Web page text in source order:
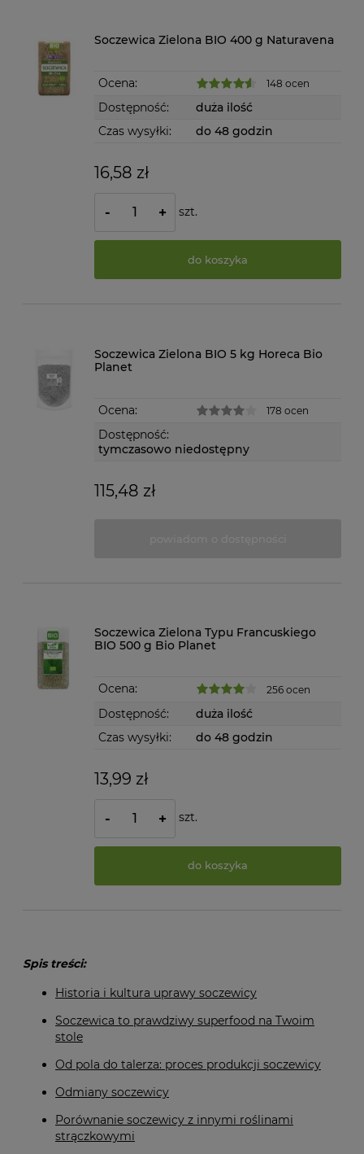
Soczewica Zielona BIO 400 g Naturavena
Ocena: 148 ocen
Dostępność:
duża ilość
Czas wysyłki:
do 48 godzin
16,58 zł
- + szt.
do koszyka
Soczewica Zielona BIO 5 kg Horeca Bio
Planet
Ocena: 178 ocen
Dostępność:
tymczasowo niedostępny
115,48 zł
Soczewica Zielona Typu Francuskiego
BIO 500 g Bio Planet
Ocena: 256 ocen
Dostępność:
duża ilość
Czas wysyłki:
do 48 godzin
13,99 zł
- + szt.
do koszyka
Spis treści:
Historia i kultura uprawy soczewicy
Soczewica to prawdziwy superfood na Twoim
stole
Od pola do talerza: proces produkcji soczewicy
Odmiany soczewicy
Porównanie soczewicy z innymi roślinami
strączkowymi